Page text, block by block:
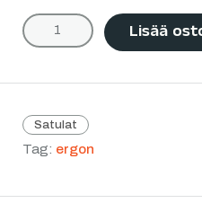
Lisää
Satulat
Tag: ergon